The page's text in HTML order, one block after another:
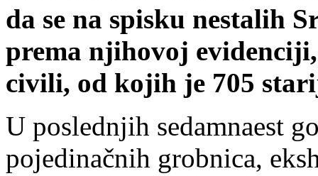
da se na spisku nestalih
prema njihovoj
civili, od kojih je 705
U poslednjih sedamnaest
pojedinačnih grobnica,